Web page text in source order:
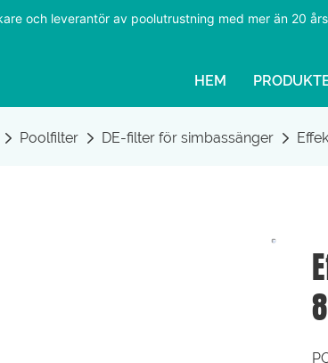
och leverantör av poolutrustning med mer än 20
HEM
Poolfilter DE-filter för simbassänger